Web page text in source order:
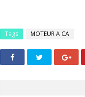
Tags MOTEUR A CA